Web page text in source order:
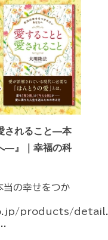
されること―本
―』｜幸福の科
当の幸せをつか
products/